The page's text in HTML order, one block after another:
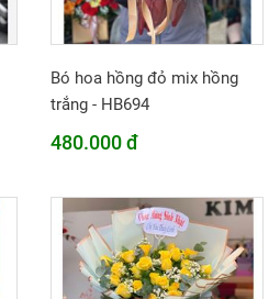
Bó hoa hồng đỏ mix hồng
trắng - HB694
480.000 đ